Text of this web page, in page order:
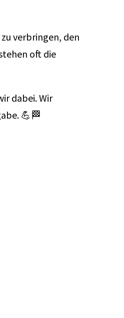
verbringen, den
oft die
dabei. Wir
💪🏁